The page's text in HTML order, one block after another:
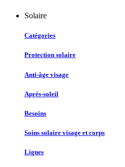
Solaire
Catégories
Protection solaire
Anti-âge visage
Après-soleil
Besoins
Soins solaire visage et corps
Lignes